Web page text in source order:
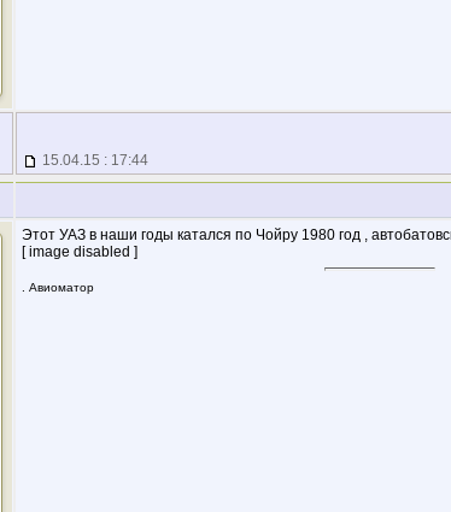
15.04.15 : 17:44
Этот УАЗ в наши годы катался по Чойру 1980 год ,
[ image disabled ]
. Авиоматор